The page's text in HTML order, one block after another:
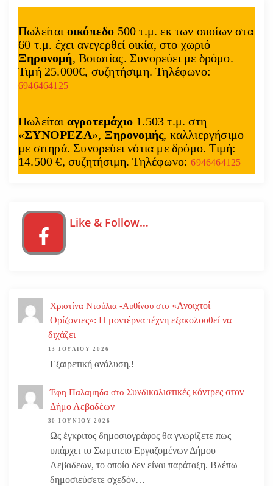
Πωλείται οικόπεδο 500 τ.μ. εκ των οποίων στα
60 τ.μ. έχει ανεγερθεί οικία, στο χωριό
Ξηρονομή, Βοιωτίας. Συνορεύει με δρόμο.
Τιμή 25.000€, συζητήσιμη. Τηλέφωνο:
6946464125
Πωλείται αγροτεμάχιο 1.503 τ.μ. στη
«ΣΥΝΟΡΕΖΑ», Ξηρονομής, καλλιεργήσιμο
με σιτηρά. Συνορεύει νότια με δρόμο. Τιμή:
14.500 €, συζητήσιμη. Τηλέφωνο:6946464125
Like & Follow…
Χριστίνα Ντούλια -Αυθίνου στο «Ανοιχτοί
Ορίζοντες»: Η μοντέρνα τέχνη εξακολουθεί να
διχάζει
13 ΙΟΥΛΊΟΥ 2026
Εξαιρετική ανάλυση.!
Έφη Παλαμηδα στο Συνδικαλιστικές κόντρες στον
Δήμο Λεβαδέων
30 ΙΟΥΝΊΟΥ 2026
Ως έγκριτος δημοσιογράφος θα γνωρίζετε πως
υπάρχει το Σωματειο Εργαζομένων Δήμου
Λεβαδεων, το οποίο δεν είναι παράταξη. Βλέπω
δημοσιεύσετε σχεδόν…